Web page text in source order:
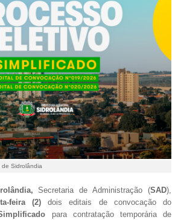
Sidrolândia
Secretaria de Administração (SAD),
feira (2)dois editais de convocação do
para contratação temporária de